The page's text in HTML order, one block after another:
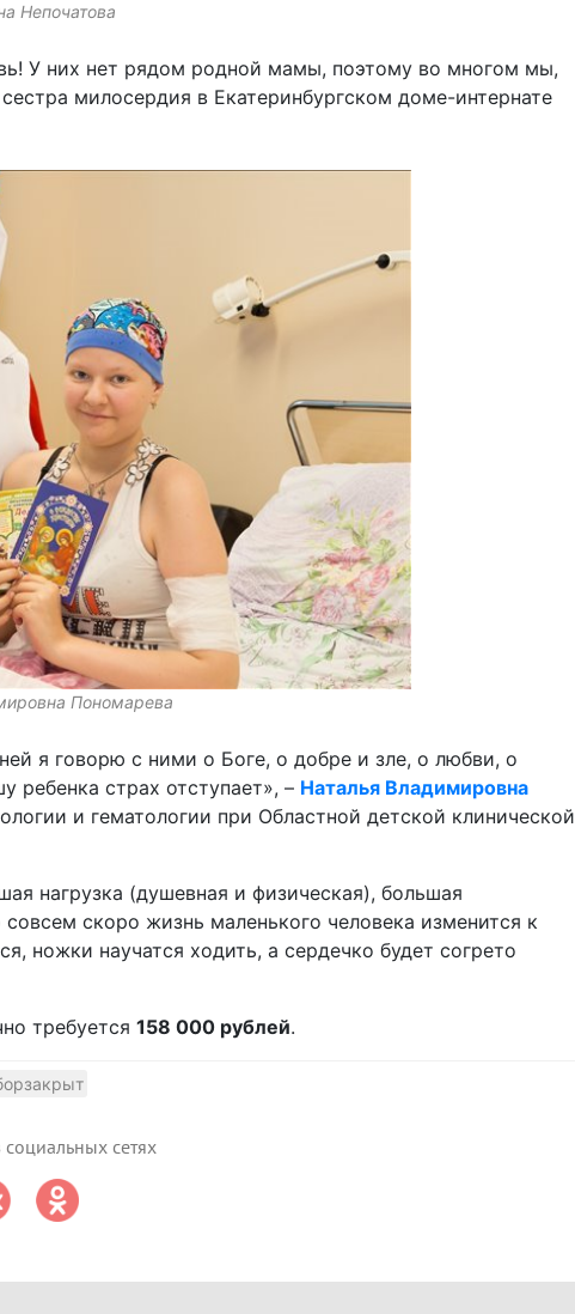
Непочатова
У них нет рядом родной мамы, поэтому во многом мы,
милосердия в Екатеринбургском доме-интернате
Пономарева
я говорю с ними о Боге, о добре и зле, о любви, о
страх отступает», – Наталья Владимировна
и гематологии при Областной детской клинической
нагрузка (душевная и физическая), большая
скоро жизнь маленького человека изменится к
ножки научатся ходить, а сердечко будет согрето
требуется 158 000 рублей.
социальных сетях